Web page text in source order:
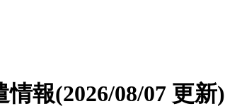
情報(2026/08/07 更新)